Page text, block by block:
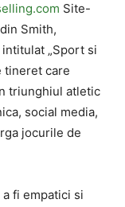
Site-
Smith,
„Sport si
tineret care
triunghiul atletic
social media,
jocurile de
fi empatici si